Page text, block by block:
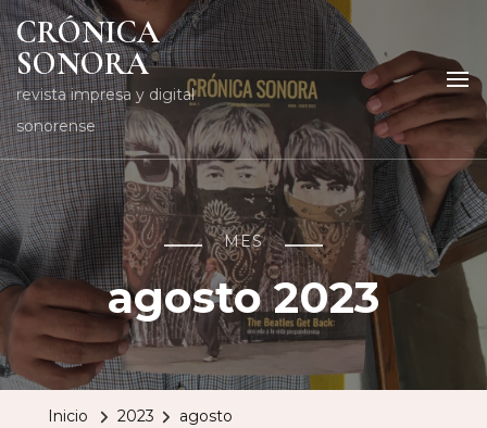
CRÓNICA
SONORA
revista impresa y digital
sonorense
MES
agosto 2023
Inicio 2023 agosto